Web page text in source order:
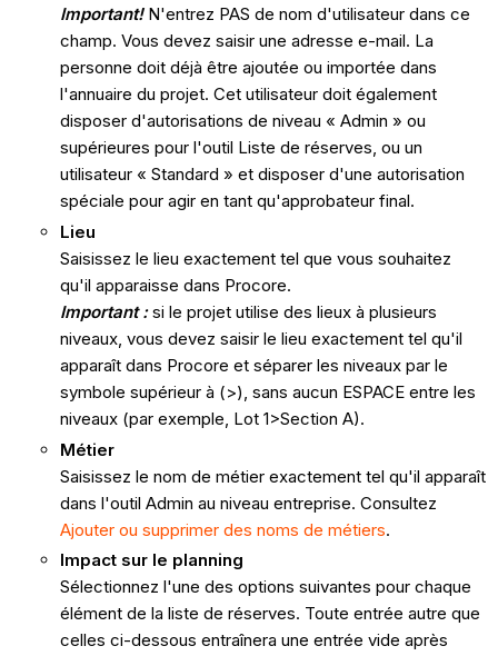
Important!N'entrez PAS de nom d'utilisateur dans ce
champ. Vous devez saisir une adresse e-mail. La
personne doit déjà être ajoutée ou importée dans
l'annuaire du projet. Cet utilisateur doit également
disposer d'autorisations de niveau « Admin » ou
supérieures pour l'outil Liste de réserves, ou un
utilisateur « Standard » et disposer d'une autorisation
spéciale pour agir en tant qu'approbateur final.
Lieu
Saisissez le lieu exactement tel que vous souhaitez
qu'il apparaisse dans Procore.
Important :si le projet utilise des lieux à plusieurs
niveaux, vous devez saisir le lieu exactement tel qu'il
apparaît dans Procore et séparer les niveaux par le
symbole supérieur à (>), sans aucun ESPACE entre les
niveaux (par exemple, Lot 1>Section A).
Métier
Saisissez le nom de métier exactement tel qu'il apparaît
dans l'outil Admin au niveau entreprise. Consultez
Ajouter ou supprimer des noms de métiers.
Impact sur le planning
Sélectionnez l'une des options suivantes pour chaque
élément de la liste de réserves. Toute entrée autre que
celles ci-dessous entraînera une entrée vide après